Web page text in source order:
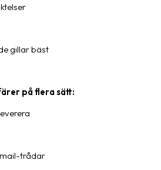
gillar bäst
på flera sätt:
trådar